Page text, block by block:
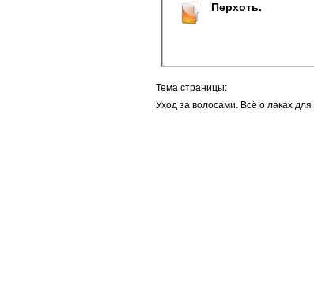
Перхоть.
Тема страницы:
Уход за волосами. Всё о лаках для